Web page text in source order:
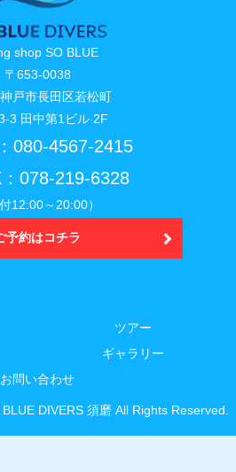
shop SO BLUE
〒653-0038
戸市長田区若松町
3 田中第1ビル 2F
080-4567-2415
078-219-6328
付12:00～20:00）
予約はコチラ
ツアー
ギャラリー
お問い合わせ
DIVERS 須磨 All Rights Reserved.